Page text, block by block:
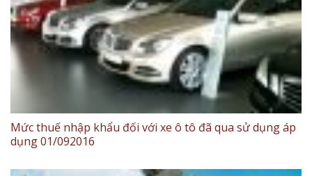
Mức thuế nhập khẩu đối với xe ô tô đã qua sử dụng áp
dụng 01/092016